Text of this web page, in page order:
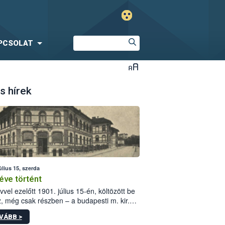
hírek
15, szerda
történt
ezelőtt 1901. július 15-én, költözött be
még csak részben – a budapesti m. kir.
állomás a Kis Rókus utca
alatti, Czigler Győző által tervezett új
>